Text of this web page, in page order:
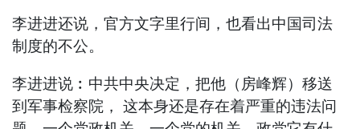
李进进还说，官方文字里行间，也看出中国司法
制度的不公。
李进进说︰中共中央决定，把他（房峰辉）移送
到军事检察院， 这本身还是存在着严重的违法问